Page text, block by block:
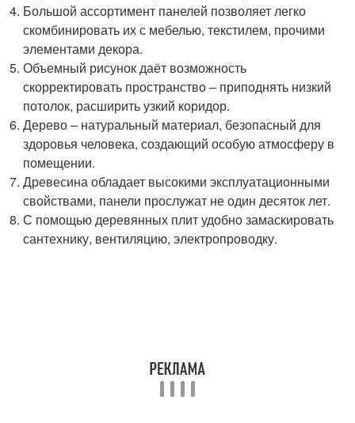
Большой ассортимент панелей позволяет легко
скомбинировать их с мебелью, текстилем, прочими
элементами декора.
Объемный рисунок даёт возможность
скорректировать пространство – приподнять низкий
потолок, расширить узкий коридор.
Дерево – натуральный материал, безопасный для
здоровья человека, создающий особую атмосферу в
помещении.
Древесина обладает высокими эксплуатационными
свойствами, панели прослужат не один десяток лет.
С помощью деревянных плит удобно замаскировать
сантехнику, вентиляцию, электропроводку.